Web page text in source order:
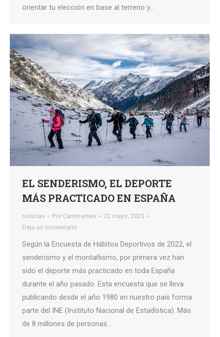
orientar tu elección en base al terreno y…
EL SENDERISMO, EL DEPORTE
MÁS PRACTICADO EN ESPAÑA
noticias Por Caminantes
22 mayo, 2023
Deja un comentario
Según la Encuesta de Hábitos Deportivos de 2022, el
senderismo y el montañismo, por primera vez han
sido el deporte más practicado en toda España
durante el año pasado. Esta encuesta que se lleva
publicando desde el año 1980 en nuestro país forma
parte del INE (Instituto Nacional de Estadística). Más
de 8 millones de personas…